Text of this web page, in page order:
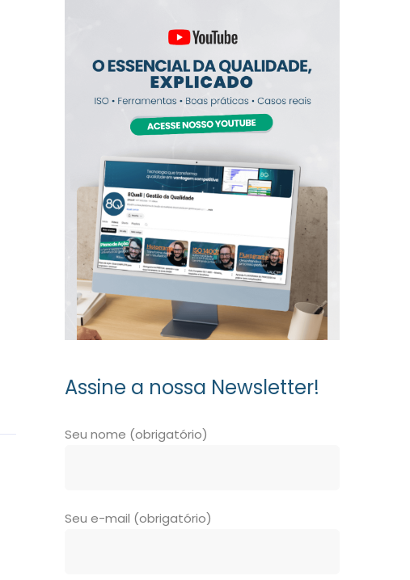
Assine a nossa Newsletter!
Seu nome (obrigatório)
Seu e-mail (obrigatório)